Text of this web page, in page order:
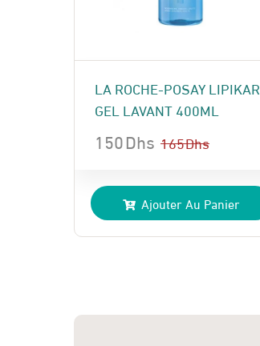
LA ROCHE-POSAY LIPIKAR
GEL LAVANT 400ML
165Dhs
prix
initial
était :
150Dhs
prix
actuel
est :
Ajouter Au Panier